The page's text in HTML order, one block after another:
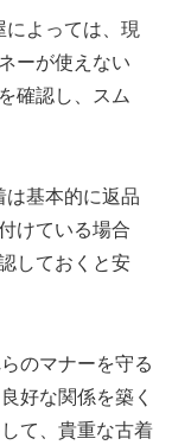
によっては、現
ーが使えない
確認し、スム
は基本的に返品
けている場合
しておくと安
のマナーを守る
好な関係を築く
て、貴重な古着